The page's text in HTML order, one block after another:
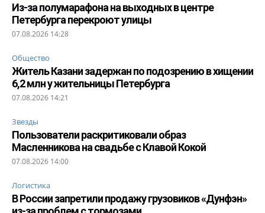
Из-за полумарафона на выходных в центре
Петербурга перекроют улицы
07.08.2026 14:28
Общество
Житель Казани задержан по подозрению в хищении
6,2 млн у жительницы Петербурга
07.08.2026 14:21
Звезды
Пользователи раскритиковали образ
Масленникова на свадьбе с Клавой Кокой
07.08.2026 14:00
Логистика
В России запретили продажу грузовиков «Дунфэн»